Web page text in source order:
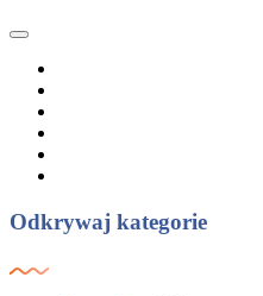
Odkrywaj kategorie